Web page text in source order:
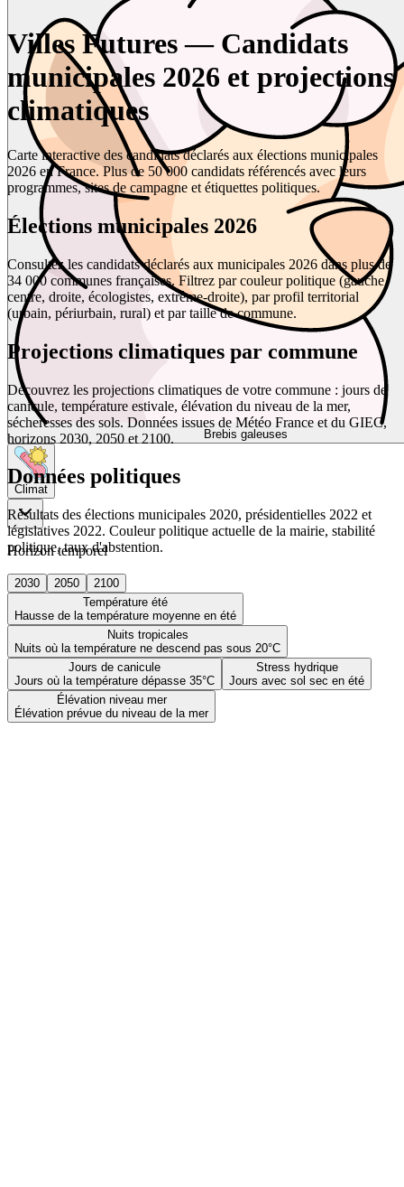
Brebis galeuses
Climat
Horizon temporel
2030 2050
2100
Température été
Hausse de la température moyenne en été
Nuits tropicales
Nuits où la température ne descend pas sous 20°C
Jours de canicule
Jours où la température dépasse 35°C
Stress hydrique
Jours avec sol sec en été
Élévation niveau mer
Élévation prévue du niveau de la mer
Villes Futures — Candidats
municipales 2026 et projections
climatiques
Carte interactive des candidats déclarés aux élections municipales
2026 en France. Plus de 50 000 candidats référencés avec leurs
programmes, sites de campagne et étiquettes politiques.
Élections municipales 2026
Consultez les candidats déclarés aux municipales 2026 dans plus de
34 000 communes françaises. Filtrez par couleur politique (gauche,
centre, droite, écologistes, extrême-droite), par profil territorial
(urbain, périurbain, rural) et par taille de commune.
Projections climatiques par commune
Découvrez les projections climatiques de votre commune : jours de
canicule, température estivale, élévation du niveau de la mer,
sécheresses des sols. Données issues de Météo France et du GIEC,
horizons 2030, 2050 et 2100.
Données politiques
Résultats des élections municipales 2020, présidentielles 2022 et
législatives 2022. Couleur politique actuelle de la mairie, stabilité
politique, taux d'abstention.